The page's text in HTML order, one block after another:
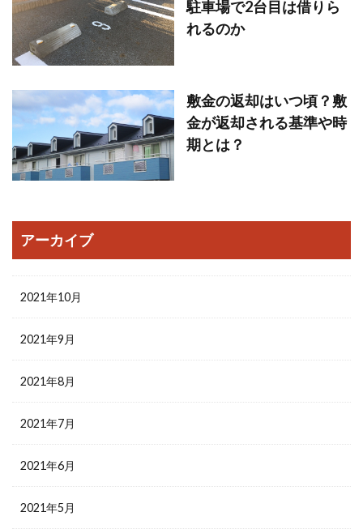
駐車場で2台目は借りら
れるのか
敷金の返却はいつ頃？敷
金が返却される基準や時
期とは？
アーカイブ
2021年10月
2021年9月
2021年8月
2021年7月
2021年6月
2021年5月